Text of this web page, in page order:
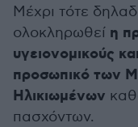
Μέχρι τότε
ολοκληρωθεί η
υγειονομικούς
προσωπικό των
Ηλικιωμένων
πασχόντων.